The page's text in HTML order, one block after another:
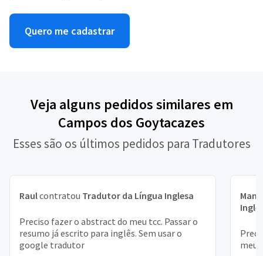
Quero me cadastrar
Veja alguns pedidos similares em
Campos dos Goytacazes
Esses são os últimos pedidos para Tradutores
Raulcontratou Tradutor da Língua Inglesa
Preciso fazer o abstract do meu tcc. Passar o
resumo já escrito para inglês. Sem usar o
google tradutor
meu